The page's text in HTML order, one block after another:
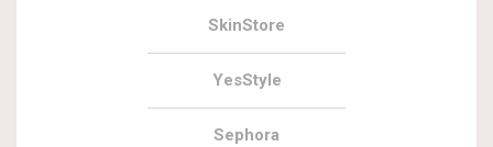
SkinStore
YesStyle
Sephora